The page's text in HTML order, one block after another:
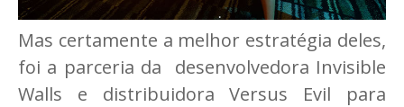
Mas certamente a melhor estratégia deles,
foi a parceria da desenvolvedora Invisible
Walls e distribuidora Versus Evil para